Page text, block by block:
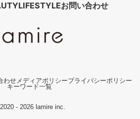
LIFESTYLEお問い合わせ
わせメディアポリシープライバシーポリシー
キーワード一覧
- 2026 lamire inc.